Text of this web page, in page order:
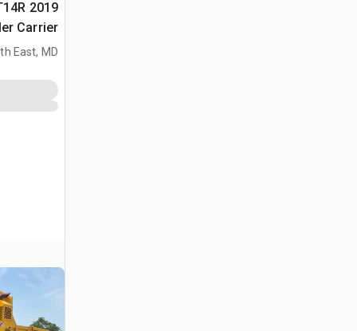
Carrier
East, MD